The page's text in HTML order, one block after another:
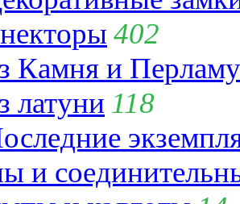
402
Камня и
латуни 118
и